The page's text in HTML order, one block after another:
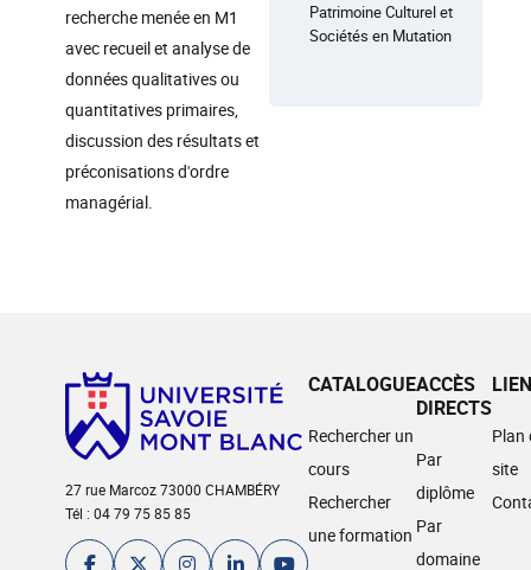
recherche menée en M1
avec recueil et analyse de
données qualitatives ou
quantitatives primaires,
discussion des résultats et
préconisations d'ordre
managérial.
Patrimoine Culturel et
Sociétés en Mutation
27 rue Marcoz 73000 CHAMBÉRY
Tél : 04 79 75 85 85
CATALOGUE
Rechercher un
cours
Rechercher
une formation
ACCÈS
DIRECTS
Par
diplôme
Par
domaine
Plan
site